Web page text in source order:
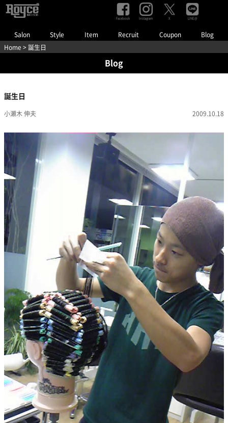
Salon Style Item Recruit Coupon Blog
Facebook Instagram X LINE@
Home > 誕生日
Blog
誕生日
小瀬木 伸夫 2009.10.18